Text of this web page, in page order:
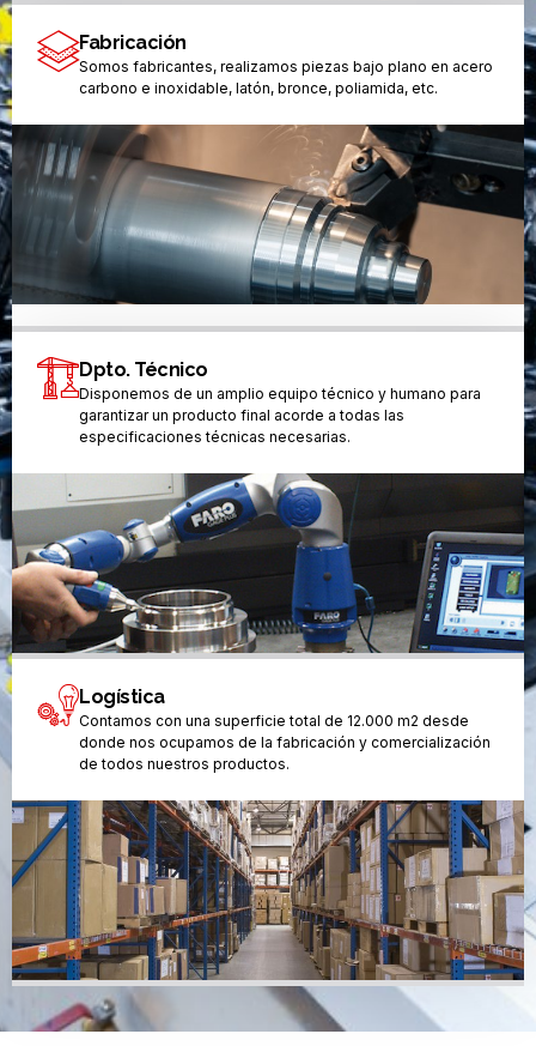
Fabricación
Somos fabricantes, realizamos piezas bajo plano en acero
carbono e inoxidable, latón, bronce, poliamida, etc.
Dpto. Técnico
Disponemos de un amplio equipo técnico y humano para
garantizar un producto final acorde a todas las
especificaciones técnicas necesarias.
Logística
Contamos con una superficie total de 12.000 m2 desde
donde nos ocupamos de la fabricación y comercialización
de todos nuestros productos.